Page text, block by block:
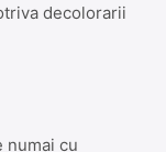
decolorarii
numai cu